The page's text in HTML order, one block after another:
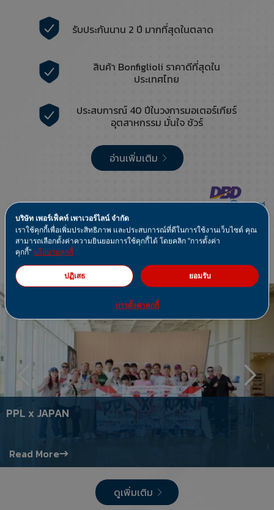
รับประกันนาน 2 ปี มากที่สุดในตลาด
สินค้า Bonfiglioli ราคาดีที่สุดใน
ประเทศไทย
ประสบการณ์ 40 ปีในวงการมอเตอร์เกียร์
อุตสาหกรรม มั่นใจ ชัวร์
อ่านเพิ่มเติม
ข่าวสารและกิจกรรม
PPL x JAPAN
Read More
ดูเพิ่มเติม
บริษัท เพอร์เฟ็คท์ เพาเวอร์ไลน์ จำกัด
เราใช้คุกกี้เพื่อเพิ่มประสิทธิภาพ และประสบการณ์ที่ดีในการใช้งานเว็บไซต์ คุณ
สามารถเลือกตั้งค่าความยินยอมการใช้คุกกี้ได้ โดยคลิก "การตั้งค่า
คุกกี้" นโยบายคุกกี้
ปฏิเสธ ยอมรับ
การตั้งค่าคุกกี้